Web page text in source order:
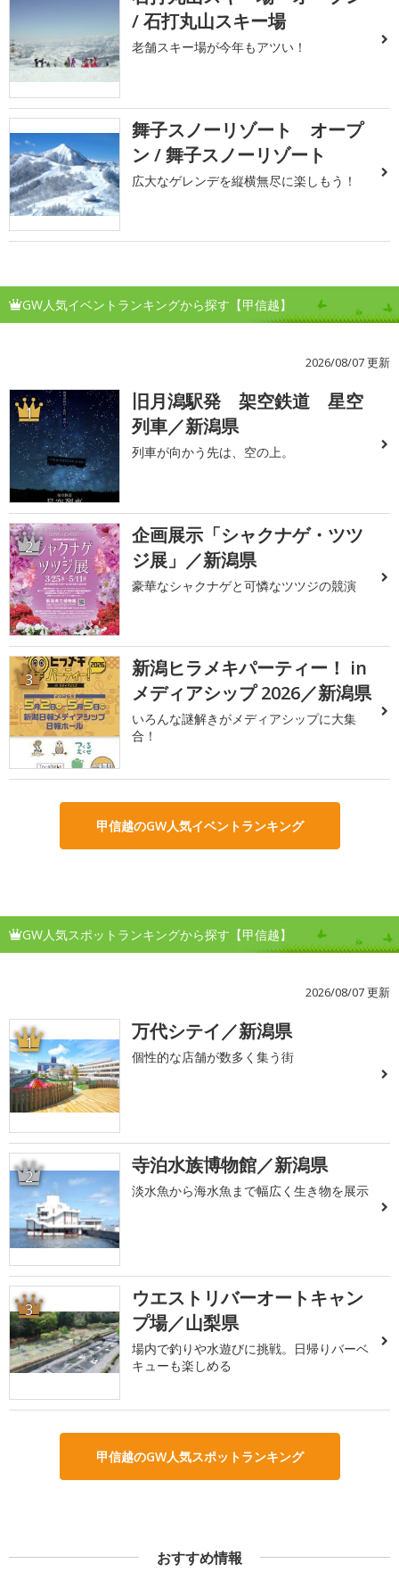
/ 石打丸山スキー場
老舗スキー場が今年もアツい！
舞子スノーリゾート オープ
ン / 舞子スノーリゾート
広大なゲレンデを縦横無尽に楽しもう！
GW人気イベントランキングから探す【甲信越】
2026/08/07 更新
1
旧月潟駅発 架空鉄道 星空
列車／新潟県
列車が向かう先は、空の上。
2
企画展示「シャクナゲ・ツツ
ジ展」／新潟県
豪華なシャクナゲと可憐なツツジの競演
3
新潟ヒラメキパーティー！ in
メディアシップ 2026／新潟県
いろんな謎解きがメディアシップに大集
合！
甲信越のGW人気イベントランキング
GW人気スポットランキングから探す【甲信越】
2026/08/07 更新
1 万代シテイ／新潟県
個性的な店舗が数多く集う街
2 寺泊水族博物館／新潟県
淡水魚から海水魚まで幅広く生き物を展示
3
ウエストリバーオートキャン
プ場／山梨県
場内で釣りや水遊びに挑戦。日帰りバーベ
キューも楽しめる
甲信越のGW人気スポットランキング
おすすめ情報